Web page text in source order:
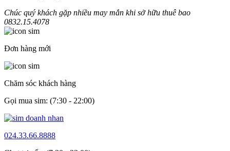
Chúc quý khách gặp nhiều may mắn khi sở hữu thuê bao
0832.15.4078
Đơn hàng mới
Chăm sóc khách hàng
Gọi mua sim: (7:30 - 22:00)
024.33.66.8888